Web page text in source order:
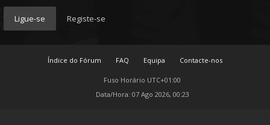
Ligue-se Registe-se
Índice do Fórum FAQ Equipa Contacte-nos
Fuso Horário UTC+01:00
Data/Hora: 07 Ago 2026, 00:23